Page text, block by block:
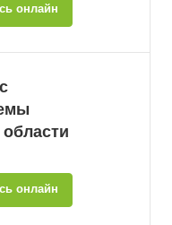
онлайн
онлайн